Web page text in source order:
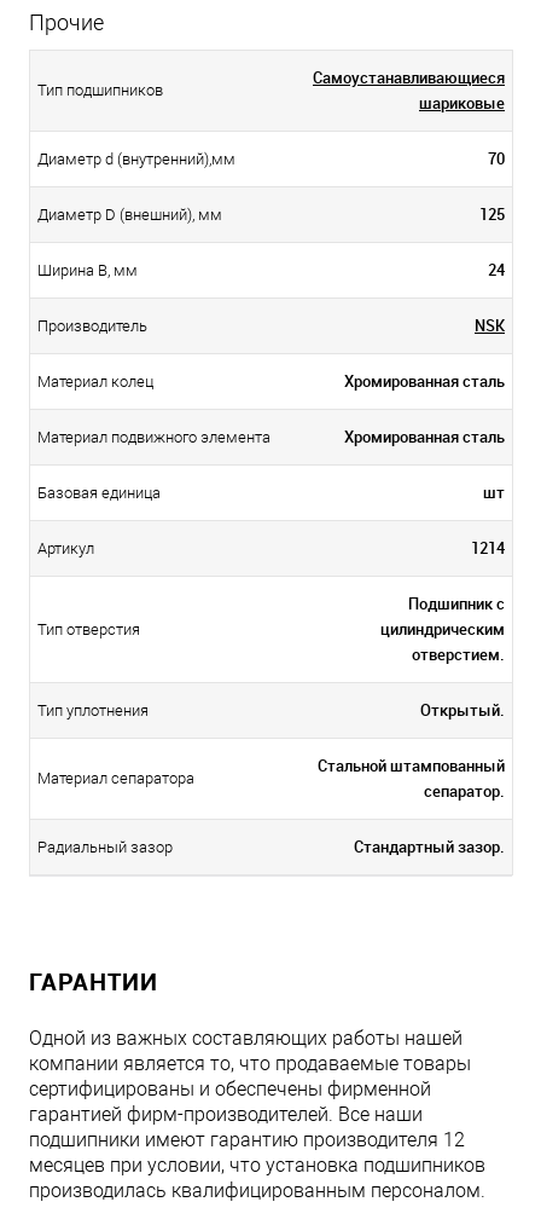
Прочие
Тип подшипников
Самоустанавливающиеся
шариковые
Диаметр d (внутренний),мм 70
Диаметр D (внешний), мм 125
Ширина B, мм 24
Производитель NSK
Материал колец Хромированная сталь
Материал подвижного элемента Хромированная сталь
Базовая единица шт
Артикул 1214
Тип отверстия
Подшипник с
цилиндрическим
отверстием.
Тип уплотнения Открытый.
Материал сепаратора
Стальной штампованный
сепаратор.
Радиальный зазор Стандартный зазор.
ГАРАНТИИ
Одной из важных составляющих работы нашей
компании является то, что продаваемые товары
сертифицированы и обеспечены фирменной
гарантией фирм-производителей. Все наши
подшипники имеют гарантию производителя 12
месяцев при условии, что установка подшипников
производилась квалифицированным персоналом.